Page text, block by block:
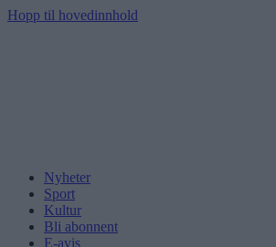
Hopp til hovedinnhold
Nyheter
Sport
Kultur
Bli abonnent
E-avis